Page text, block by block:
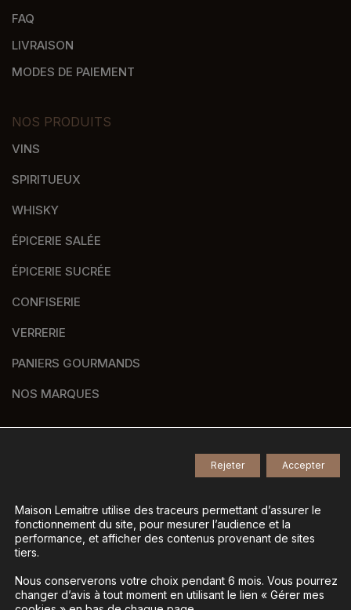
FAQ
LIVRAISON
MODES DE PAIEMENT
NOS PRODUITS
VINS
SPIRITUEUX
WHISKY
ÉPICERIE SALÉE
ÉPICERIE SUCRÉE
CONFISERIE
VERRERIE
PANIERS GOURMANDS
NOS MARQUES
Tous droits réservés -
Mentions légales-
Gestion des données personnelles-
Gérer mes cookies
Maison Lemaitre utilise des traceurs permettant d’assurer le
fonctionnement du site, pour mesurer l’audience et la
performance, et afficher des contenus provenant de sites
tiers.
Nous conserverons votre choix pendant 6 mois. Vous pourrez
changer d’avis à tout moment en utilisant le lien « Gérer mes
Accepter
Rejeter